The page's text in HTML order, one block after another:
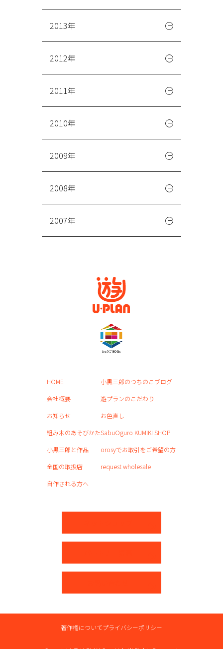
2013年
2012年
2011年
2010年
2009年
2008年
2007年
HOME
会社概要
お知らせ
組み木のあそびかた
小黒三郎と作品
全国の取扱店
自作される方へ
小黒三郎のつちのこブログ
遊プランのこだわり
お色直し
SabuOguro KUMIKI SHOP
orosyでお取引をご希望の方
request wholesale
著作権についてプライバシーポリシー